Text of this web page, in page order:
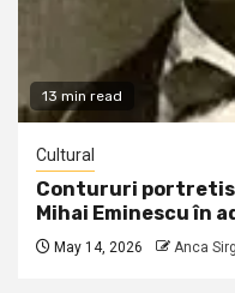
13 min read
Cultural
Contururi
Mihai Eminescu în
May 14, 2026 Anca